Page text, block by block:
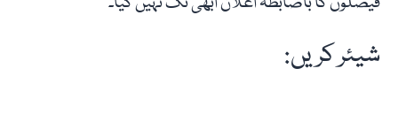
شیئر کریں: